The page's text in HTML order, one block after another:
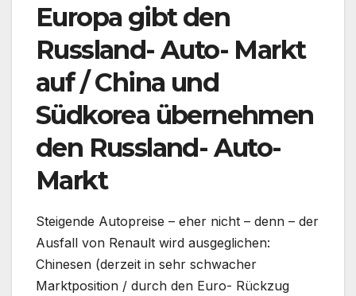
Europa gibt den
Russland- Auto- Markt
auf / China und
Südkorea übernehmen
den Russland- Auto-
Markt
Steigende Autopreise – eher nicht – denn – der
Ausfall von Renault wird ausgeglichen:
Chinesen (derzeit in sehr schwacher
Marktposition / durch den Euro- Rückzug